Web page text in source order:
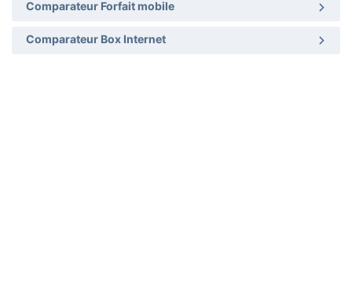
Comparateur Forfait mobile
Comparateur Box Internet